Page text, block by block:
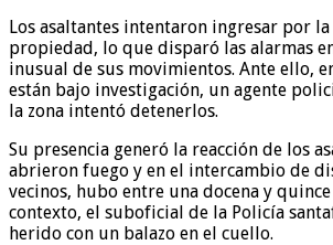
Los asaltantes intentaron ingresar por la
propiedad, lo que disparó las alarmas
inusual de sus movimientos. Ante ello,
están bajo investigación, un agente
la zona intentó detenerlos.
Su presencia generó la reacción de los
abrieron fuego y en el intercambio de
vecinos, hubo entre una docena y
contexto, el suboficial de la Policía
herido con un balazo en el cuello.